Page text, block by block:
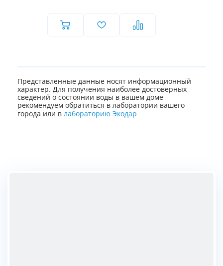
Представленные данные носят информационный
характер. Для получения наиболее достоверных
сведений о состоянии воды в вашем доме
рекомендуем обратиться в лаборатории вашего
города или в лабораторию Экодар